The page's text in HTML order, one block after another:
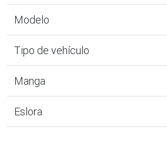
Modelo
Tipo de vehículo
Manga
Eslora